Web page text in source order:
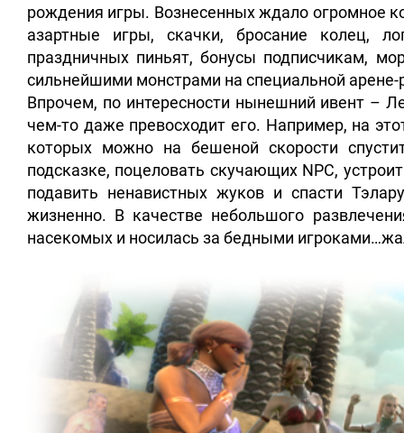
рождения игры. Вознесенных ждало огромное
азартные игры, скачки, бросание колец,
праздничных пиньят, бонусы подписчикам,
сильнейшими монстрами на специальной
Впрочем, по интересности нынешний ивент –
чем-то даже превосходит его. Например, на
которых можно на бешеной скорости
подсказке, поцеловать скучающих NPC,
подавить ненавистных жуков и спасти
жизненно. В качестве небольшого
насекомых и носилась за бедными